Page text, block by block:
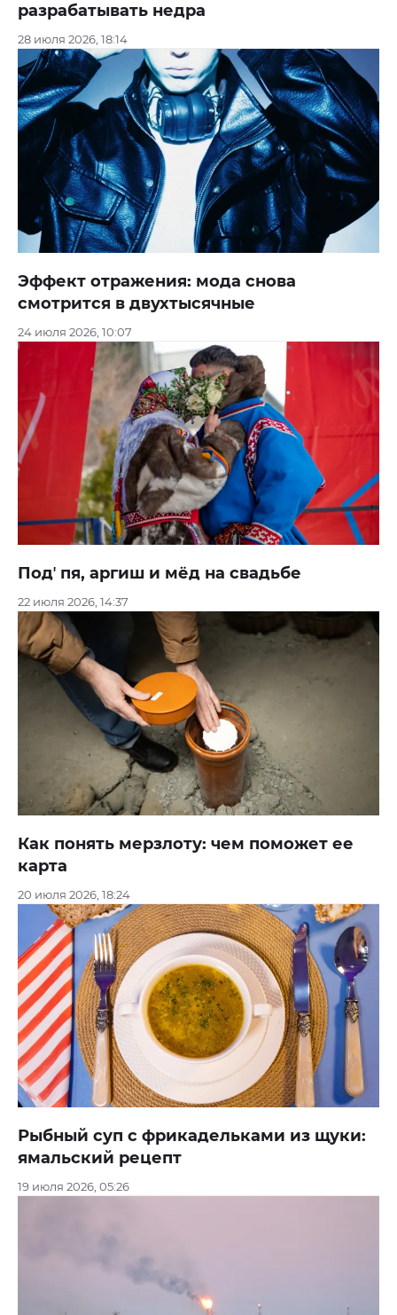
разрабатывать недра
28 июля 2026, 18:14
Эффект отражения: мода снова
смотрится в двухтысячные
24 июля 2026, 10:07
Подʼ пя, аргиш и мёд на свадьбе
22 июля 2026, 14:37
Как понять мерзлоту: чем поможет ее
карта
20 июля 2026, 18:24
Рыбный суп с фрикадельками из щуки:
ямальский рецепт
19 июля 2026, 05:26